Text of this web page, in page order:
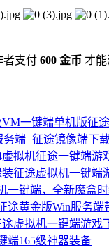
者支付 600 金币 才能
VM一键端单机版征
务端+征途镜像端下
虚拟机征途一键端游
装征途虚拟机一键端
一键端，全新魔盒
途黄金版Win服务端
途虚拟机一键端游戏
端165级神器装备